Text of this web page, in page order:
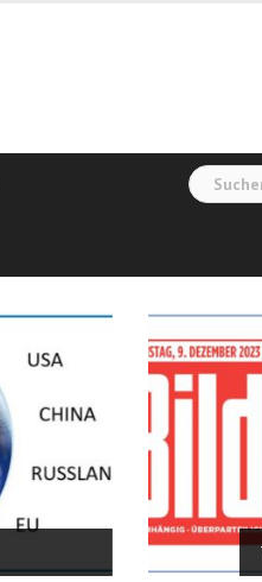
Suchen
nach:
Verbohrt